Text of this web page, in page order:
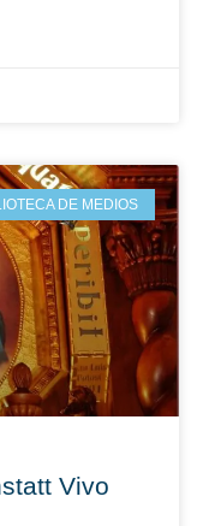
DE MEDIOS
Vivo